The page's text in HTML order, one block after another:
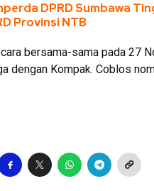
DPRD Sumbawa
Provinsi NTB
bersama-sama pada 27
dengan Kompak. Coblos